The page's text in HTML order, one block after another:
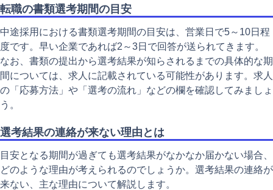
転職の書類選考期間の目安
中途採用における書類選考期間の目安は、営業日で5～10日程
度です。早い企業であれば2～3日で回答が送られてきます。
なお、書類の提出から選考結果が知らされるまでの具体的な期
間については、求人に記載されている可能性があります。求人
の「応募方法」や「選考の流れ」などの欄を確認してみましょ
う。
選考結果の連絡が来ない理由とは
目安となる期間が過ぎても選考結果がなかなか届かない場合、
どのような理由が考えられるのでしょうか。選考結果の連絡が
来ない、主な理由について解説します。